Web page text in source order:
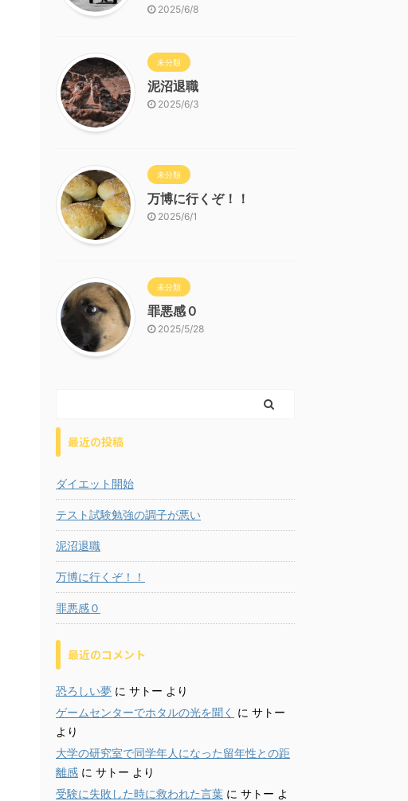
2025/6/8
未分類
泥沼退職
2025/6/3
未分類
万博に行くぞ！！
2025/6/1
未分類
罪悪感０
2025/5/28
最近の投稿
ダイエット開始
テスト試験勉強の調子が悪い
泥沼退職
万博に行くぞ！！
罪悪感０
最近のコメント
恐ろしい夢 に サトー より
ゲームセンターでホタルの光を聞く に サトー
より
大学の研究室で同学年人になった留年性との距
離感 に サトー より
受験に失敗した時に救われた言葉 に サトー よ